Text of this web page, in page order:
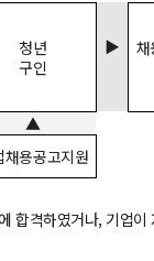
청년
구인
▶ 채
▲
채용공고지원
합격하였거나, 기업